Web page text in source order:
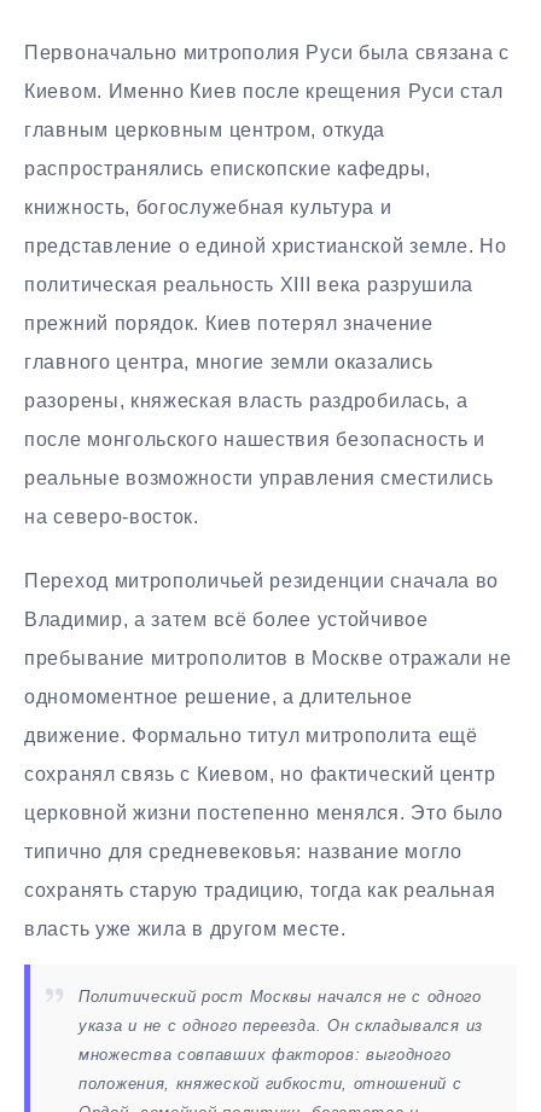
Первоначально митрополия Руси была связана с
Киевом. Именно Киев после крещения Руси стал
главным церковным центром, откуда
распространялись епископские кафедры,
книжность, богослужебная культура и
представление о единой христианской земле. Но
политическая реальность XIII века разрушила
прежний порядок. Киев потерял значение
главного центра, многие земли оказались
разорены, княжеская власть раздробилась, а
после монгольского нашествия безопасность и
реальные возможности управления сместились
на северо-восток.
Переход митрополичьей резиденции сначала во
Владимир, а затем всё более устойчивое
пребывание митрополитов в Москве отражали не
одномоментное решение, а длительное
движение. Формально титул митрополита ещё
сохранял связь с Киевом, но фактический центр
церковной жизни постепенно менялся. Это было
типично для средневековья: название могло
сохранять старую традицию, тогда как реальная
власть уже жила в другом месте.
Политический рост Москвы начался не с одного
указа и не с одного переезда. Он складывался из
множества совпавших факторов: выгодного
положения, княжеской гибкости, отношений с